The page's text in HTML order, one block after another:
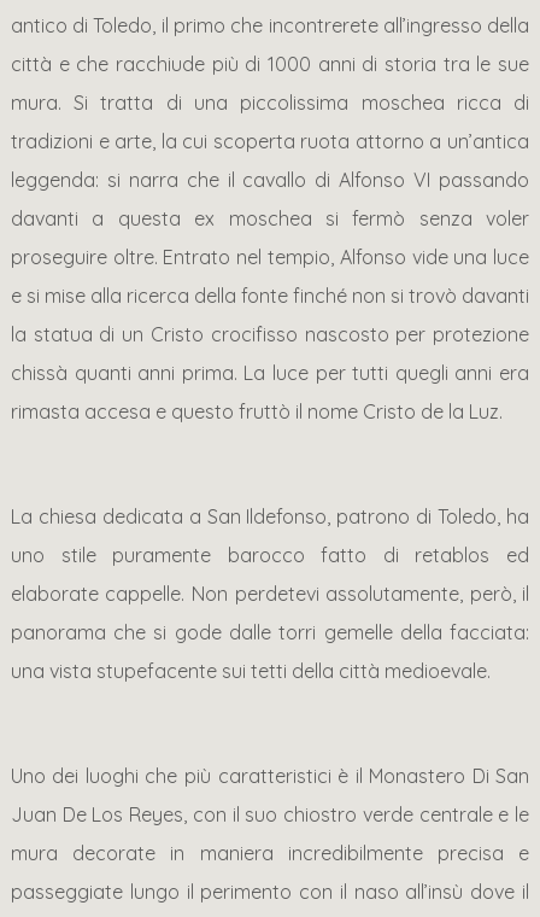
antico di Toledo, il primo che incontrerete all’ingresso della
città e che racchiude più di 1000 anni di storia tra le sue
mura. Si tratta di una piccolissima moschea ricca di
tradizioni e arte, la cui scoperta ruota attorno a un’antica
leggenda: si narra che il cavallo di Alfonso VI passando
davanti a questa ex moschea si fermò senza voler
proseguire oltre. Entrato nel tempio, Alfonso vide una luce
e si mise alla ricerca della fonte finché non si trovò davanti
la statua di un Cristo crocifisso nascosto per protezione
chissà quanti anni prima. La luce per tutti quegli anni era
rimasta accesa e questo fruttò il nome Cristo de la Luz.
La chiesa dedicata a San Ildefonso, patrono di Toledo, ha
uno stile puramente barocco fatto di retablos ed
elaborate cappelle. Non perdetevi assolutamente, però, il
panorama che si gode dalle torri gemelle della facciata:
una vista stupefacente sui tetti della città medioevale.
Uno dei luoghi che più caratteristici è il Monastero Di San
Juan De Los Reyes, con il suo chiostro verde centrale e le
mura decorate in maniera incredibilmente precisa e
passeggiate lungo il perimento con il naso all’insù dove il